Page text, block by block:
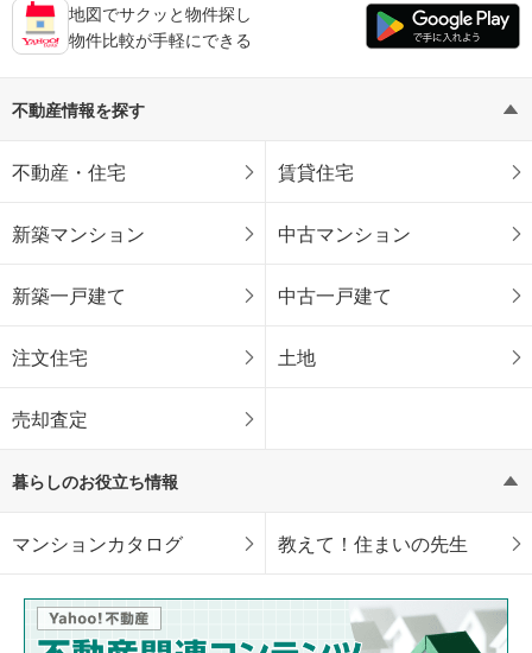
地図でサクッと物件探し
物件比較が手軽にできる
不動産情報を探す
不動産・住宅 賃貸住宅
新築マンション 中古マンション
新築一戸建て 中古一戸建て
注文住宅 土地
売却査定
暮らしのお役立ち情報
マンションカタログ 教えて！住まいの先生